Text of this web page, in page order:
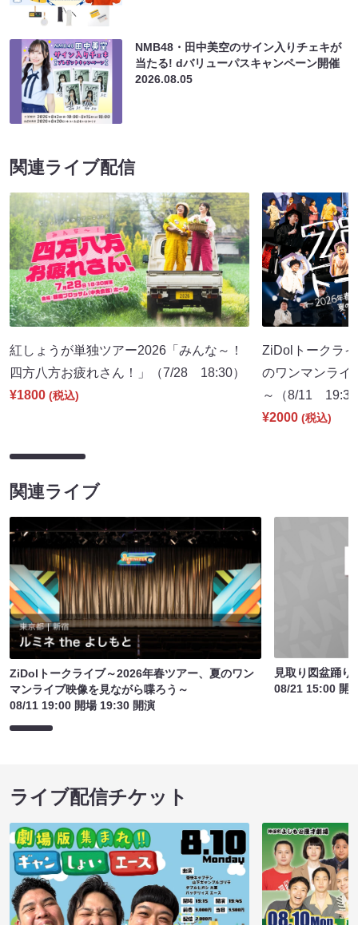
NMB48・田中美空のサイン入りチェキが
当たる! dバリューパスキャンペーン開催
2026.08.05
関連ライブ配信
紅しょうが単独ツアー2026「みんな～！
四方八方お疲れさん！」（7/28 18:30）
¥1800 (税込)
ZiDolトークラ
のワンマンライ
～（8/11
¥2000 (税込)
関連ライブ
ZiDolトークライブ～2026年春ツアー、夏のワン
マンライブ映像を見ながら喋ろう～
08/11 19:00 開場 19:30 開演
見取り図盆踊り
08/21 15:00 開
ライブ配信チケット